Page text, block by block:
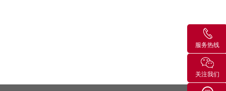
服务热线
关注我们